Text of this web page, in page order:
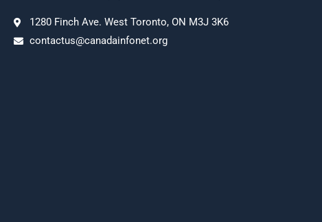
1280 Finch Ave. West Toronto, ON M3J 3K6
contactus@canadainfonet.org